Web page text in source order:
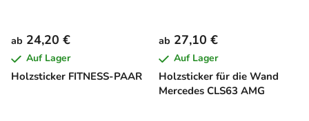
Holzsticker FITNESS-PAAR
ab 24,20 €
Auf Lager
Holzsticker für die Wand
Mercedes CLS63 AMG
ab 27,10 €
Auf Lager